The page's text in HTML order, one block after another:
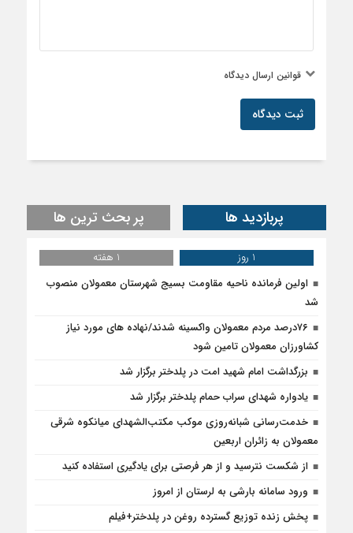
قوانین ارسال دیدگاه
ثبت دیدگاه
پربازدید ها پر بحث ترین ها
1 روز
1 هفته
اولین فرمانده ناحیه مقاومت بسیج شهرستان معمولان منصوب
شد
۷۶درصد مردم معمولان واکسینه شدند/نهاده های مورد نیاز
کشاورزان معمولان تامین شود
بزرگداشت امام شهید امت در پلدختر برگزار شد
یادواره شهدای سراب حمام پلدختر برگزار شد
خدمت‌رسانی شبانه‌روزی موکب مکتب‌الشهدای میانکوه شرقی
معمولان به زائران اربعین
از شکست نترسید و از هر فرصتی برای یادگیری استفاده کنید
ورود سامانه بارشی به لرستان از امروز
پخش زنده توزیع گسترده روغن در پلدختر+فیلم